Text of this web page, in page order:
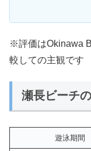
※評価はOkinawa
較しての主観です
瀬長ビーチ
遊泳期間